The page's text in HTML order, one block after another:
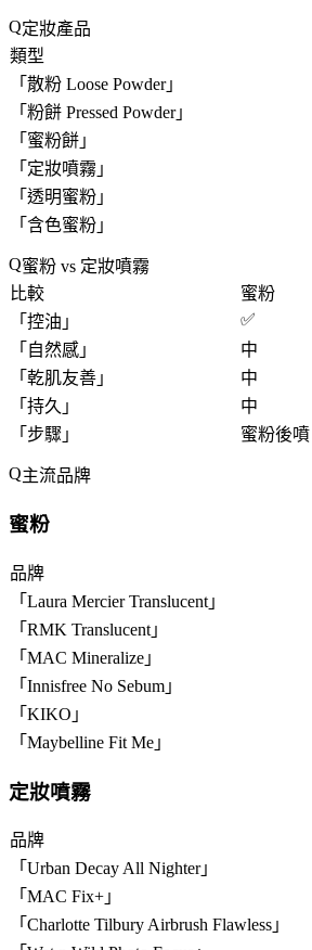
定妝產品
類型
「 散粉 Loose Powder」
「 粉餅 Pressed Powder」
「 蜜粉餅 」
「 定妝噴霧 」
「 透明蜜粉 」
「 含色蜜粉 」
蜜粉 vs 定妝噴霧
比較
蜜粉
「 控油 」 ✅
「 自然感 」 中
「 乾肌友善 」 中
「 持久 」 中
「 步驟 」 蜜粉後噴
主流品牌
蜜粉
品牌
「 Laura Mercier Translucent 」
「 RMK Translucent 」
「 MAC Mineralize 」
「 Innisfree No Sebum 」
「 KIKO 」
「 Maybelline Fit Me 」
定妝噴霧
品牌
「 Urban Decay All Nighter」
「 MAC Fix+ 」
「 Charlotte Tilbury Airbrush Flawless 」